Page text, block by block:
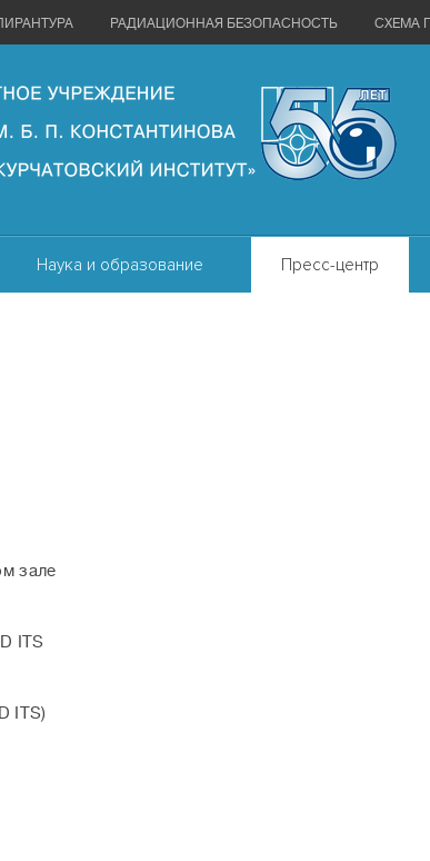
РАДИАЦИОННАЯ БЕЗОПАСНОСТЬ СХЕМА
Наука и образование Пресс-центр
зале
ITS
ITS)